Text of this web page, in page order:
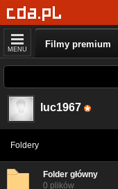
MENU Filmy premium
luc1967
Foldery
Folder główny
0 plików